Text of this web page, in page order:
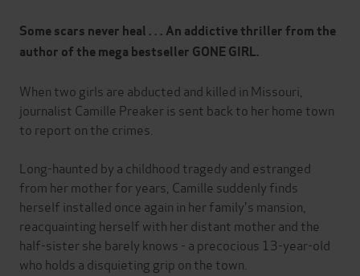
Some scars never heal . . . An addictive thriller from the
author of the mega bestseller GONE GIRL.
When two girls are abducted and killed in Missouri,
journalist Camille Preaker is sent back to her home town
to report on the crimes.
Long-haunted by a childhood tragedy and estranged
from her mother for years, Camille suddenly finds
herself installed once again in her family's mansion,
reacquainting herself with her distant mother and the
half-sister she barely knows - a precocious 13-year-old
who holds a disquieting grip on the town.